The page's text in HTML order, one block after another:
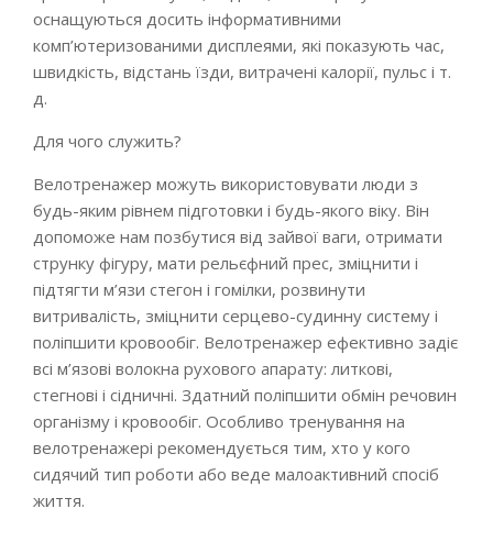
оснащуються досить інформативними
комп’ютеризованими дисплеями, які показують час,
швидкість, відстань їзди, витрачені калорії, пульс і т.
д.
Для чого служить?
Велотренажер можуть використовувати люди з
будь-яким рівнем підготовки і будь-якого віку. Він
допоможе нам позбутися від зайвої ваги, отримати
струнку фігуру, мати рельєфний прес, зміцнити і
підтягти м’язи стегон і гомілки, розвинути
витривалість, зміцнити серцево-судинну систему і
поліпшити кровообіг. Велотренажер ефективно задіє
всі м’язові волокна рухового апарату: литкові,
стегнові і сідничні. Здатний поліпшити обмін речовин
організму і кровообіг. Особливо тренування на
велотренажері рекомендується тим, хто у кого
сидячий тип роботи або веде малоактивний спосіб
життя.